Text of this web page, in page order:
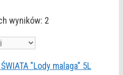
wyników: 2